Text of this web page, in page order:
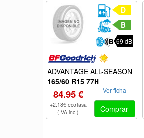
D
B
69 dB
ADVANTAGE ALL-SEASON
165/60 R15 77H
84.95 €
+2.18€ ecoTasa
(IVA inc.)
Ver ficha
Comprar